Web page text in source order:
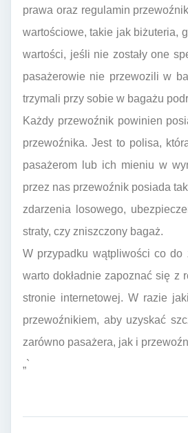
prawa oraz regulamin
wartościowe, takie jak biżuteria,
wartości, jeśli nie zostały one
pasażerowie nie przewozili w
trzymali przy sobie w bagażu
Każdy przewoźnik powinien
przewoźnika. Jest to polisa,
pasażerom lub ich mieniu w
przez nas przewoźnik posiada
zdarzenia losowego,
straty, czy zniszczony bagaż.
W przypadku wątpliwości co do
warto dokładnie zapoznać się z
stronie internetowej. W razie
przewoźnikiem, aby uzyskać
zarówno pasażera, jak i
„`